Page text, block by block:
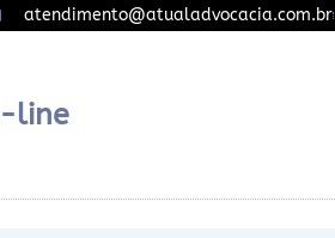
atendimento@atualadvocacia.com.br
line